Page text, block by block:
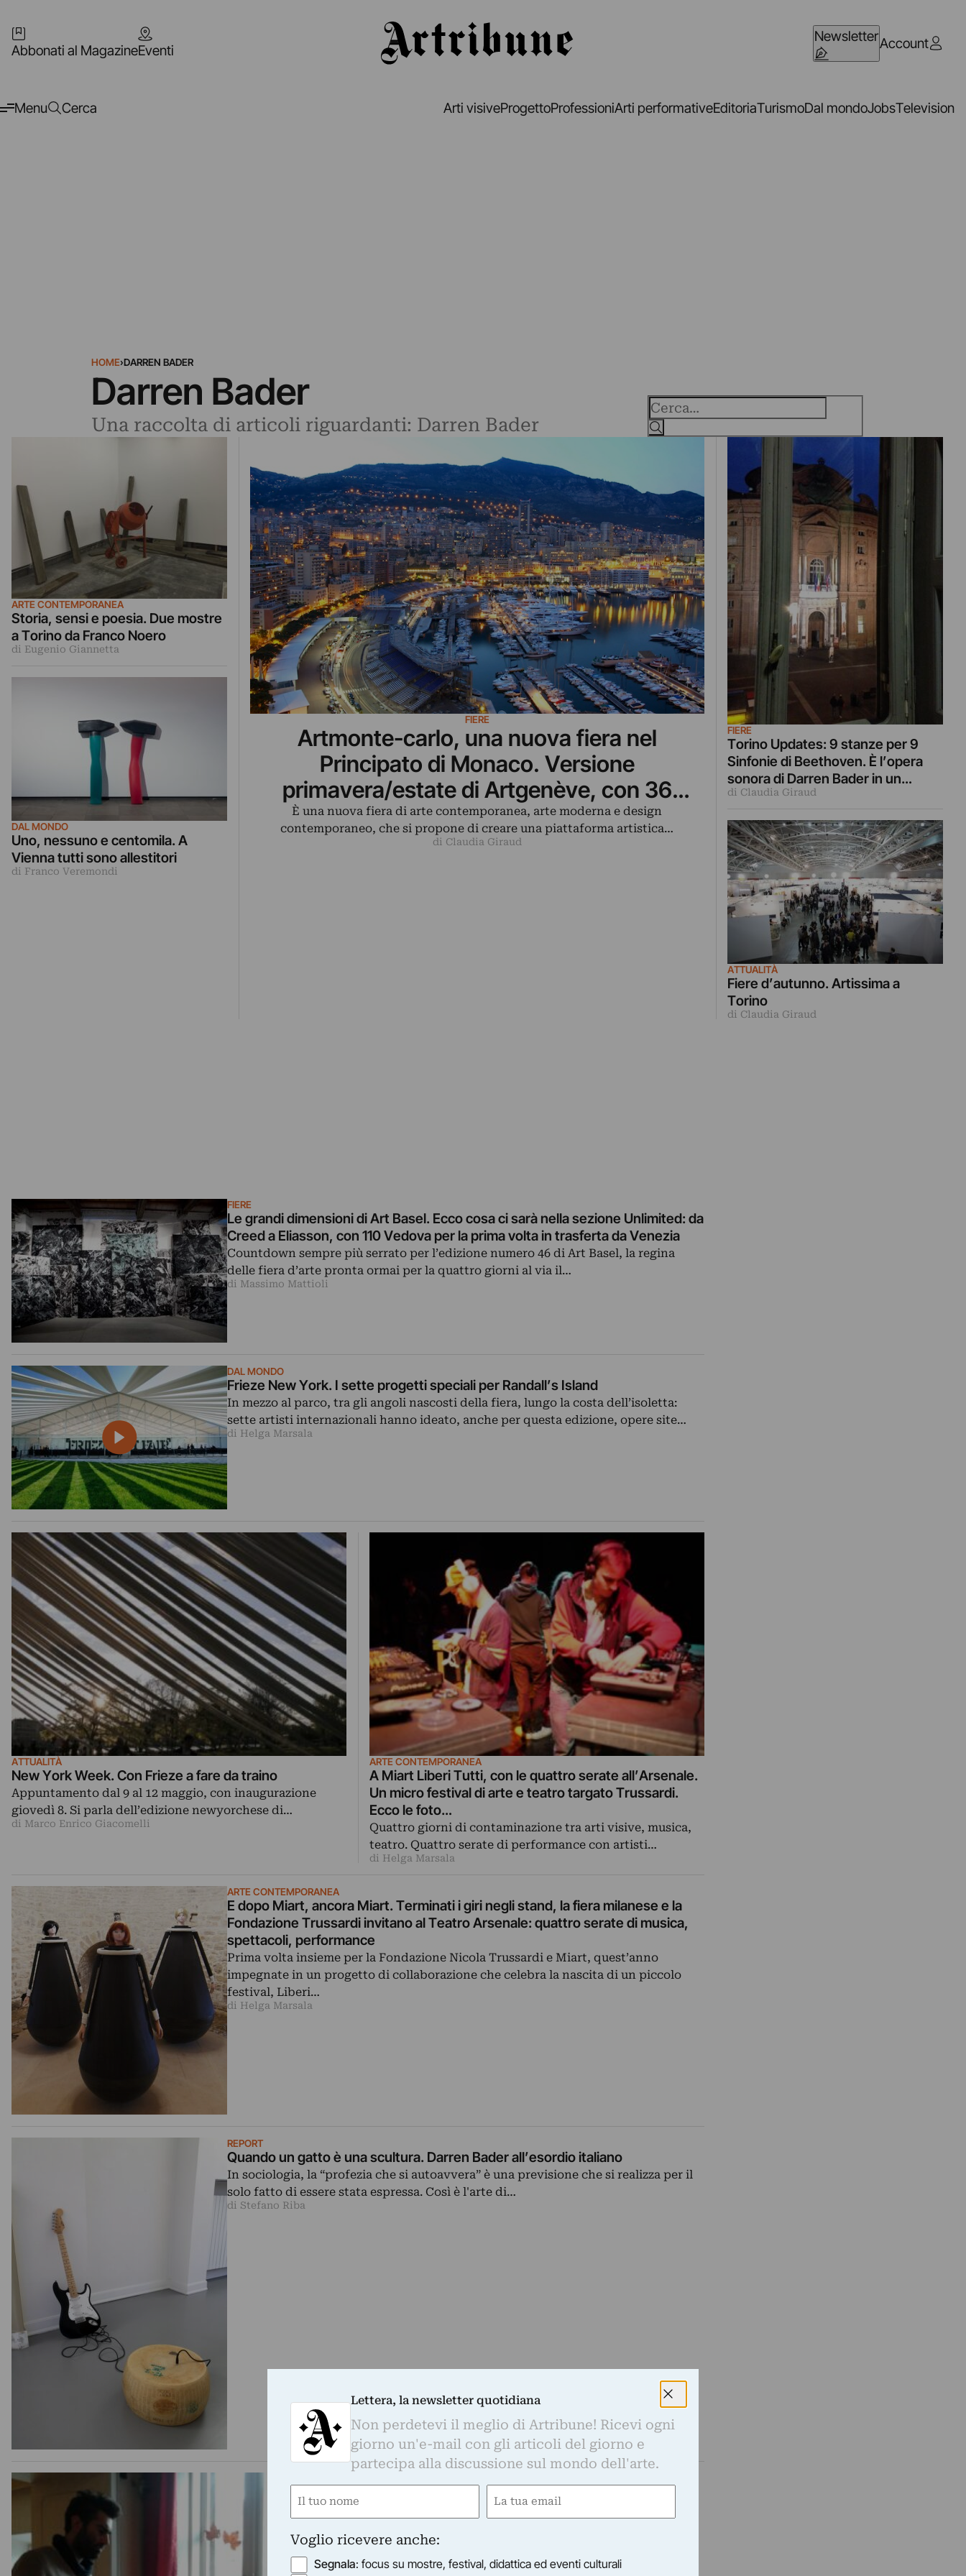
Abbonati al MagazineEventi
NewsletterAccount
Menu Cerca Arti visiveProgettoProfessioniArti performativeEditoriaTurismoDal mondoJobsTelevision
HOME›DARREN BADER
Darren Bader
Una raccolta di articoli riguardanti: Darren Bader
FIERE
Artmonte-carlo, una nuova fiera nel
Principato di Monaco. Versione
primavera/estate di Artgenève, con 36
gallerie al via: 7 le italiane
È una nuova fiera di arte contemporanea, arte moderna e design
contemporaneo, che si propone di creare una piattaforma artistica…
di Claudia Giraud
ARTE CONTEMPORANEA
Storia, sensi e poesia. Due mostre
a Torino da Franco Noero
di Eugenio Giannetta
DAL MONDO
Uno, nessuno e centomila. A
Vienna tutti sono allestitori
di Franco Veremondi
FIERE
Torino Updates: 9 stanze per 9
Sinfonie di Beethoven. È l’opera
sonora di Darren Bader in un
palazzo del ‘700. Con una
Ecco il video…
di Claudia Giraud
ATTUALITÀ
Fiere d’autunno. Artissima a
Torino
di Claudia Giraud
FIERE
Le grandi dimensioni di Art Basel. Ecco cosa ci sarà nella sezione Unlimited: da
Creed a Eliasson, con 110 Vedova per la prima volta in trasferta da Venezia
Countdown sempre più serrato per l’edizione numero 46 di Art Basel, la regina
delle fiera d’arte pronta ormai per la quattro giorni al via il…
di Massimo Mattioli
DAL MONDO
Frieze New York. I sette progetti speciali per Randall’s Island
In mezzo al parco, tra gli angoli nascosti della fiera, lungo la costa dell’isoletta:
sette artisti internazionali hanno ideato, anche per questa edizione, opere site…
di Helga Marsala
ATTUALITÀ
New York Week. Con Frieze a fare da traino
Appuntamento dal 9 al 12 maggio, con inaugurazione
giovedì 8. Si parla dell’edizione newyorchese di…
di Marco Enrico Giacomelli
ARTE CONTEMPORANEA
A Miart Liberi Tutti, con le quattro serate all’Arsenale.
Un micro festival di arte e teatro targato Trussardi.
Ecco le foto…
Quattro giorni di contaminazione tra arti visive, musica,
teatro. Quattro serate di performance con artisti…
di Helga Marsala
ARTE CONTEMPORANEA
E dopo Miart, ancora Miart. Terminati i giri negli stand, la fiera milanese e la
Fondazione Trussardi invitano al Teatro Arsenale: quattro serate di musica,
spettacoli, performance
Prima volta insieme per la Fondazione Nicola Trussardi e Miart, quest’anno
impegnate in un progetto di collaborazione che celebra la nascita di un piccolo
festival, Liberi…
di Helga Marsala
REPORT
Quando un gatto è una scultura. Darren Bader all’esordio italiano
In sociologia, la “profezia che si autoavvera” è una previsione che si realizza per il
solo fatto di essere stata espressa. Così è l'arte di…
di Stefano Riba
Lettera, la newsletter quotidiana
Non perdetevi il meglio di Artribune! Ricevi ogni
giorno un'e-mail con gli articoli del giorno e
partecipa alla discussione sul mondo dell'arte.
Nome
Email
Voglio ricevere anche:
Segnala: focus su mostre, festival, didattica ed eventi culturali